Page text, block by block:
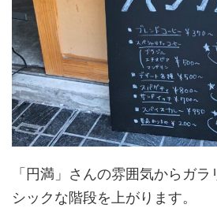
「円満」さんの雰囲気からガラ
シックな階段を上がります。